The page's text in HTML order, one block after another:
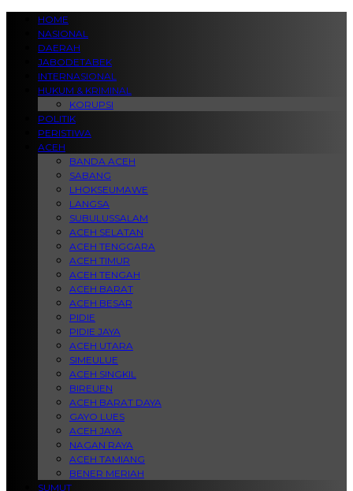
HOME
NASIONAL
DAERAH
JABODETABEK
INTERNASIONAL
HUKUM & KRIMINAL
KORUPSI
POLITIK
PERISTIWA
ACEH
BANDA ACEH
SABANG
LHOKSEUMAWE
LANGSA
SUBULUSSALAM
ACEH SELATAN
ACEH TENGGARA
ACEH TIMUR
ACEH TENGAH
ACEH BARAT
ACEH BESAR
PIDIE
PIDIE JAYA
ACEH UTARA
SIMEULUE
ACEH SINGKIL
BIREUEN
ACEH BARAT DAYA
GAYO LUES
ACEH JAYA
NAGAN RAYA
ACEH TAMIANG
BENER MERIAH
SUMUT